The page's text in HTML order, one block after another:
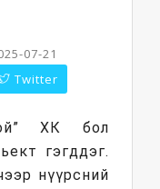
07-21
Twitter
ХК бол
гэгддэг.
нүүрсний